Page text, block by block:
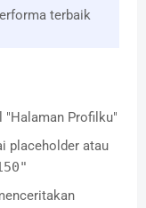
terbaik
"Halaman Profilku"
placeholder atau